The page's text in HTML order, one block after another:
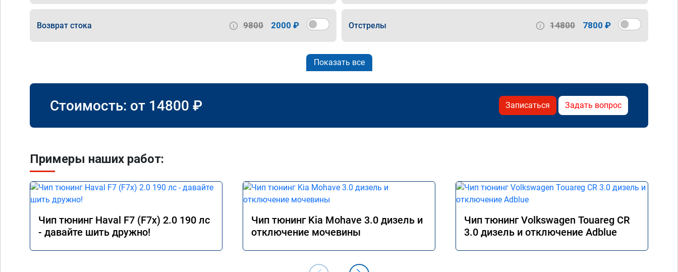
Возврат стока 9800 2000 ₽ Отстрелы 14800 7800 ₽
Показать все
Стоимость: от 14800 ₽ Записаться Задать вопрос
Примеры наших работ:
Чип тюнинг Haval F7 (F7x) 2.0 190 лс
- давайте шить дружно!
Чип тюнинг Kia Mohave 3.0 дизель и
отключение мочевины
Чип тюнинг Volkswagen Touareg CR
3.0 дизель и отключение Adblue